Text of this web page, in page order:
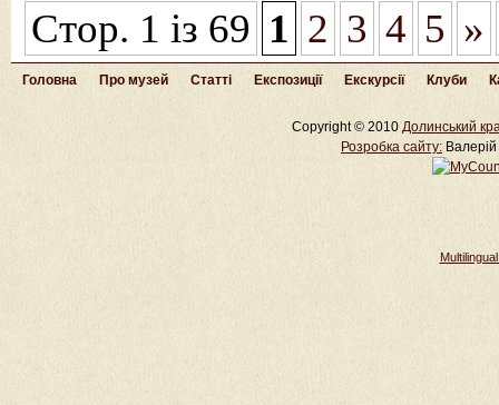
Стор. 1 із 69 1 2 3 4 5 »
Головна Про музей Статті Експозиції Екскурсії Клуби
Copyright © 2010 Долинський
Розробка cайту: